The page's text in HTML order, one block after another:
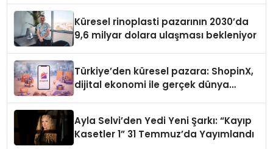
Küresel rinoplasti pazarının 2030’da
9,6 milyar dolara ulaşması bekleniyor
Türkiye’den küresel pazara: ShopinX,
dijital ekonomi ile gerçek dünya
Ayla Selvi’den Yedi Yeni Şarkı: “Kayıp
Kasetler 1” 31 Temmuz’da Yayımlandı